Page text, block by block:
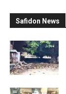
Safidon News